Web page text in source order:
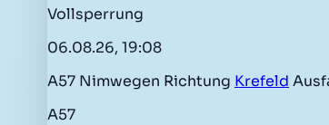
Vollsperrung
06.08.26, 19:08
A57 Nimwegen Richtung Krefeld
A57